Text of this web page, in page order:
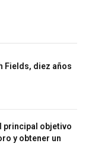
Fields, diez años
principal objetivo
y obtener un